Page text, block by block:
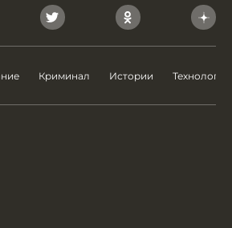
Криминал Истории Технологии